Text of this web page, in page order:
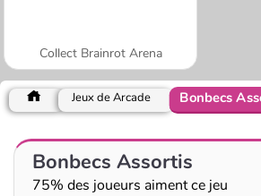
Collect Brainrot Arena
Jeux de Arcade Bonbecs
Bonbecs Assortis
75% des joueurs aiment ce jeu